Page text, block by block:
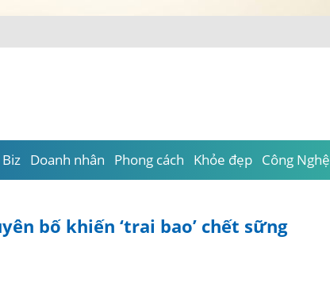
Doanh nhân Phong cách Khỏe đẹp Công Nghệ
bố khiến ‘trai bao’ chết sững